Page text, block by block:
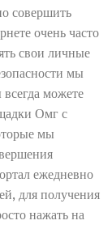
совершить
очень часто
свои личные
мы
можете
Омг с
мы
ежедневно
для получения
нажать на